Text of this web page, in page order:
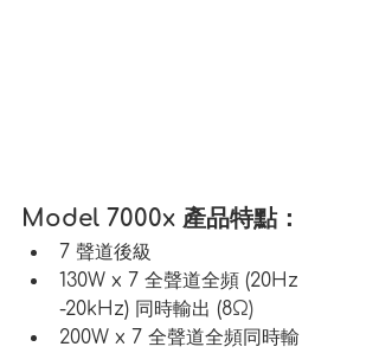
Model 7000x 產品特點：
7 聲道後級
130W x 7 全聲道全頻 (20Hz
-20kHz) 同時輸出 (8Ω)
200W x 7 全聲道全頻同時輸